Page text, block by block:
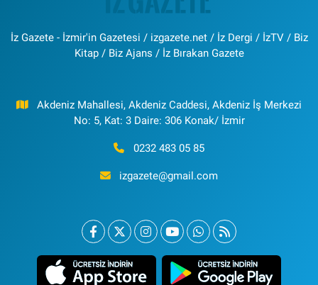
İz Gazete - İzmir'in Gazetesi / izgazete.net / İz Dergi / İzTV / Biz
Kitap / Biz Ajans / İz Bırakan Gazete
Akdeniz Mahallesi, Akdeniz Caddesi, Akdeniz İş Merkezi
No: 5, Kat: 3 Daire: 306 Konak/ İzmir
0232 483 05 85
izgazete@gmail.com